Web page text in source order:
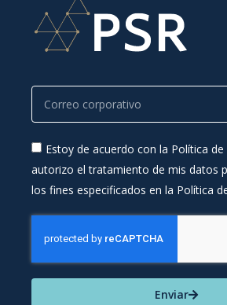
Estoy de acuerdo con la Política de
autorizo el tratamiento de mis datos
los fines especificados en la Política
Enviar